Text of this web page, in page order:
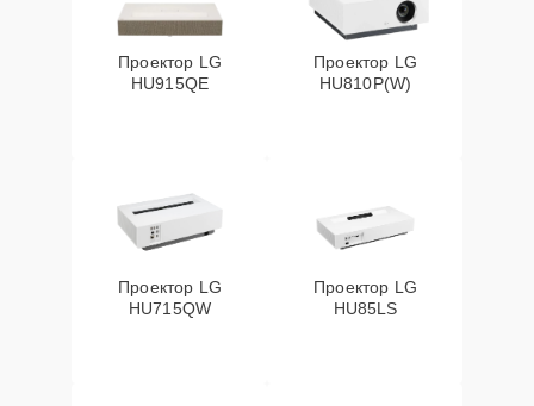
Проектор LG
HU915QE
Проектор LG
HU810P(W)
Проектор LG
HU715QW
Проектор LG
HU85LS